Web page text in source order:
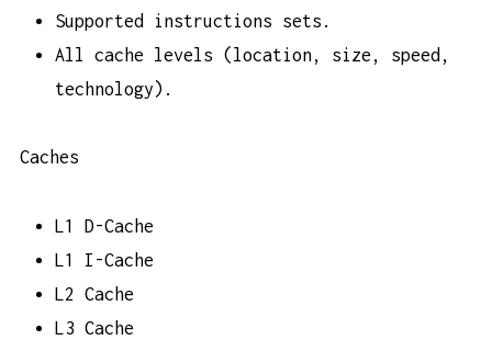
Supported instructions sets.
All cache levels (location, size, speed,
technology).
Caches
L1 D-Cache
L1 I-Cache
L2 Cache
L3 Cache